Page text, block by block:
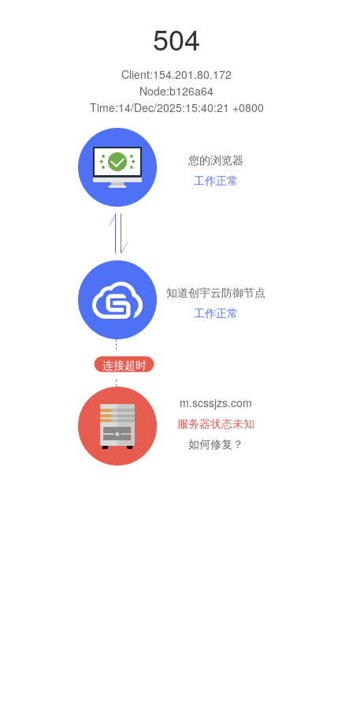
504
Client:154.201.80.172
Node:b126a64
Time:14/Dec/2025:15:40:21 +0800
您的浏览器
工作正常
知道创宇云防御节点
工作正常
连接超时
m.scssjzs.com
服务器状态未知
如何修复？